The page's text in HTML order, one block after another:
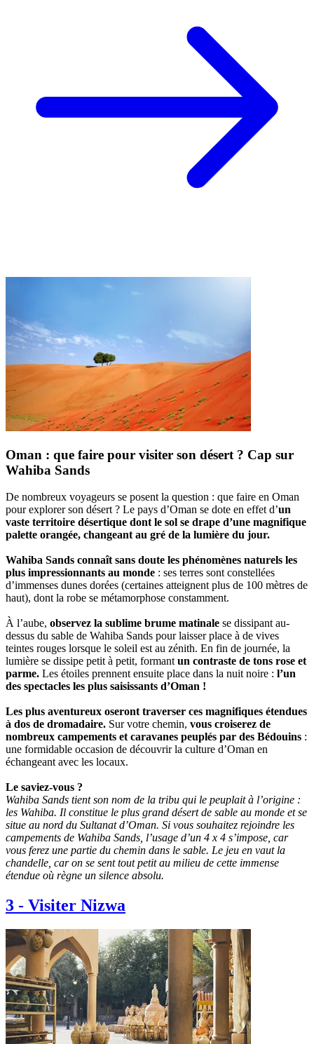
Oman : que faire pour visiter son désert ? Cap sur
Wahiba Sands
De nombreux voyageurs se posent la question : que faire en Oman
pour explorer son désert ? Le pays d’Oman se dote en effet d’un
vaste territoire désertique dont le sol se drape d’une magnifique
palette orangée, changeant au gré de la lumière du jour.
Wahiba Sands connaît sans doute les phénomènes naturels les
plus impressionnants au monde : ses terres sont constellées
d’immenses dunes dorées (certaines atteignent plus de 100 mètres de
haut), dont la robe se métamorphose constamment.
À l’aube, observez la sublime brume matinale se dissipant au-
dessus du sable de Wahiba Sands pour laisser place à de vives
teintes rouges lorsque le soleil est au zénith. En fin de journée, la
lumière se dissipe petit à petit, formant un contraste de tons rose et
parme. Les étoiles prennent ensuite place dans la nuit noire : l’un
des spectacles les plus saisissants d’Oman !
Les plus aventureux oseront traverser ces magnifiques étendues
à dos de dromadaire. Sur votre chemin, vous croiserez de
nombreux campements et caravanes peuplés par des Bédouins :
une formidable occasion de découvrir la culture d’Oman en
échangeant avec les locaux.
Le saviez-vous ?
Wahiba Sands tient son nom de la tribu qui le peuplait à l’origine :
les Wahiba. Il constitue le plus grand désert de sable au monde et se
situe au nord du Sultanat d’Oman. Si vous souhaitez rejoindre les
campements de Wahiba Sands, l’usage d’un 4 x 4 s’impose, car
vous ferez une partie du chemin dans le sable. Le jeu en vaut la
chandelle, car on se sent tout petit au milieu de cette immense
étendue où règne un silence absolu.
3 - Visiter Nizwa